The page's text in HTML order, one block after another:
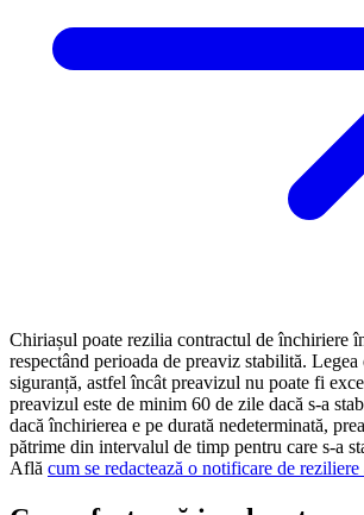
Chiriașul poate rezilia contractul de închiriere
respectând perioada de preaviz stabilită. Legea
siguranță, astfel încât preavizul nu poate fi
preavizul este de minim 60 de zile dacă s-a
dacă închirierea e pe durată nedeterminată,
pătrime din intervalul de timp pentru care s-a
Află cum se redactează o notificare de reziliere